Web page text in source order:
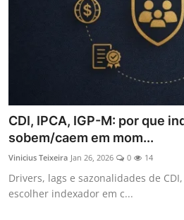
CDI, IPCA, IGP-M: por que
sobem/caem em mom...
Vinicius Teixeira Jan 26, 2026 0 14
Drivers, lags e sazonalidades de CDI,
escolher indexador em c...